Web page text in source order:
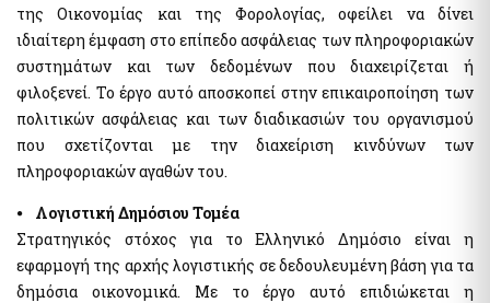
Ψηφιακό Μητρώο Λεσχών Μελών Φιλάθλων
Αναζήτηση Αναγνωριστικών Αριθμών μέσω του ΠΑ
Διασταυρωτικοί Έλεγχοι Οχημάτων (για Δημόσια Διοίκηση)
Ειδική ηλεκτρονική εφαρμογή "Στοιχεία προσώπου (myInfo)
για τα Κέντρα εξυπηρέτησης Πολιτών (ΚΕΠ)" - Ειδική
ηλεκτρονική εφαρμογή "Στοιχεία Προσώπου (myInfo) για τις
έμμισθες Προξενικές Αρχές (ΕΠΑ)"
Ψηφιακή πλατφόρμα συλλογής και τήρησης στατιστικών
στοιχείων για θέματα πρόληψης και καταπολέμησης της
νομιμοποίησης εσόδων από εγκληματικές δραστηριότητες και
της χρηματοδότησης της τρομοκρατίας
Ακίνητα Ε9 / ΕΝΦΙΑ / Μισθωτήρια
Επιδόματα / Παροχές
Οχήματα
Τηλεπικοινωνίες
Μητρώο Δικαιούχων Απαλλαγής Τελών Συνδρομητών Κινητής
Τηλεφωνίας και Καρτοκινητής Τηλεφωνίας (Μη.Δ.Α.Τε.)
Ελεγκτικές Υπηρεσίες Ελληνικού Δημοσίου
Υποβολή δήλωσης "ΠΟΘΕΝ ΕΣΧΕΣ"
της Οικονομίας και της Φορολογίας, οφείλει να δίνει
ιδιαίτερη έμφαση στο επίπεδο ασφάλειας των πληροφοριακών
συστημάτων και των δεδομένων που διαχειρίζεται ή
φιλοξενεί. Το έργο αυτό αποσκοπεί στην επικαιροποίηση των
πολιτικών ασφάλειας και των διαδικασιών του οργανισμού
που σχετίζονται με την διαχείριση κινδύνων των
πληροφοριακών αγαθών του.
⦁ Λογιστική Δημόσιου Τομέα
Στρατηγικός στόχος για το Ελληνικό Δημόσιο είναι η
εφαρμογή της αρχής λογιστικής σε δεδουλευμένη βάση για τα
δημόσια οικονομικά. Με το έργο αυτό επιδιώκεται η